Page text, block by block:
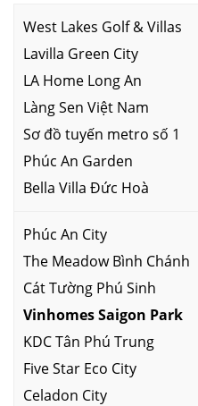
West Lakes Golf & Villas
Lavilla Green City
LA Home Long An
Làng Sen Việt Nam
Sơ đồ tuyến metro số 1
Phúc An Garden
Bella Villa Đức Hoà
Phúc An City
The Meadow Bình Chánh
Cát Tường Phú Sinh
Vinhomes Saigon Park
KDC Tân Phú Trung
Five Star Eco City
Celadon City